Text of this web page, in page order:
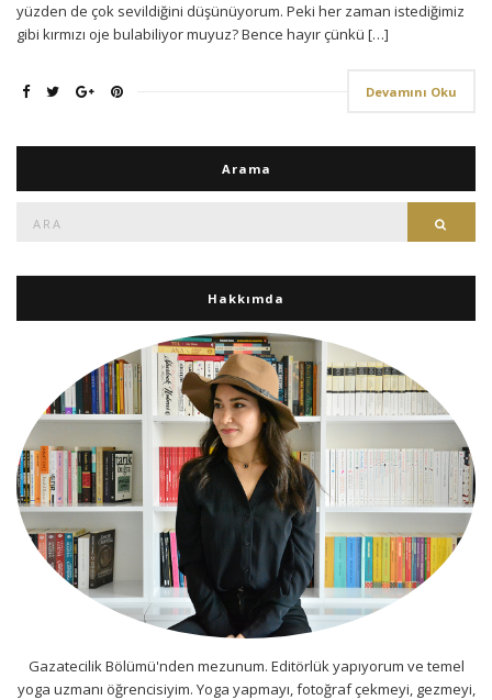
yüzden de çok sevildiğini düşünüyorum. Peki her zaman istediğimiz
gibi kırmızı oje bulabiliyor muyuz? Bence hayır çünkü […]
Devamını Oku
Arama
Hakkımda
Gazatecilik Bölümü'nden mezunum. Editörlük yapıyorum ve temel
yoga uzmanı öğrencisiyim. Yoga yapmayı, fotoğraf çekmeyi, gezmeyi,